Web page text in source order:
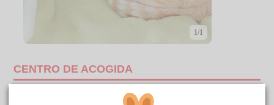
1/1
CENTRO DE ACOGIDA